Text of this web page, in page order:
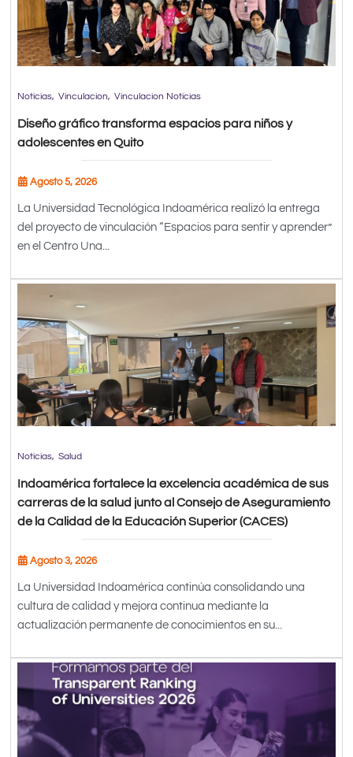
Noticias Vinculacion Vinculacion Noticias
Diseño gráfico transforma espacios para niños y
adolescentes en Quito
Agosto 5, 2026
La Universidad Tecnológica Indoamérica realizó la entrega
del proyecto de vinculación “Espacios para sentir y aprender”
en el Centro Una...
Noticias Salud
Indoamérica fortalece la excelencia académica de sus
carreras de la salud junto al Consejo de Aseguramiento
de la Calidad de la Educación Superior (CACES)
Agosto 3, 2026
La Universidad Indoamérica continúa consolidando una
cultura de calidad y mejora continua mediante la
actualización permanente de conocimientos en su...